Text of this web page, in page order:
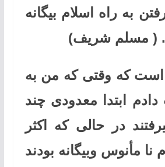
به راه اسلام بیگانه
( مسلم شریف)
که وقتی که من به
ابتدا معدودی چند
در حالی که اکثر
نا مأنوس وبیگانه بودند